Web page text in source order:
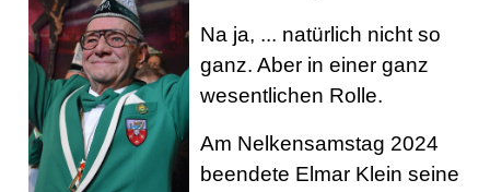
Na ja, ... natürlich nicht so
ganz. Aber in einer ganz
wesentlichen Rolle.
Am Nelkensamstag 2024
beendete Elmar Klein seine